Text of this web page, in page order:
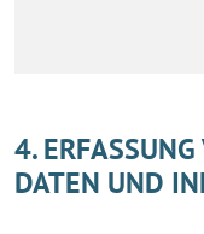
4.
DATEN UND